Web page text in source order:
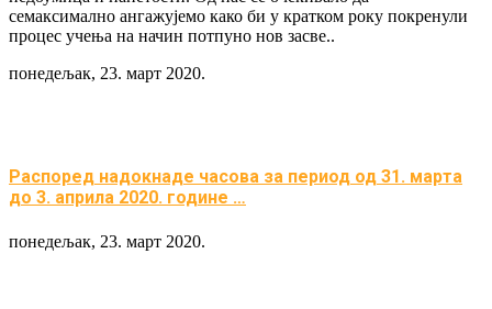
семаксимално ангажујемо како би у кратком року покренули
процес учења на начин потпуно нов засве..
понедељак, 23. март 2020.
Распоред надокнаде часова за период од 31. марта
до 3. априла 2020. године …
понедељак, 23. март 2020.